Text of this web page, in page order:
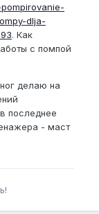
dlja-
. Как
с помпой
делаю на
последнее
- маст